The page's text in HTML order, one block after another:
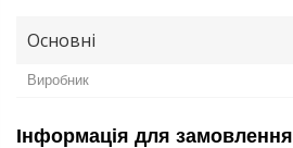
Основні
Виробник
Інформація для замовлення